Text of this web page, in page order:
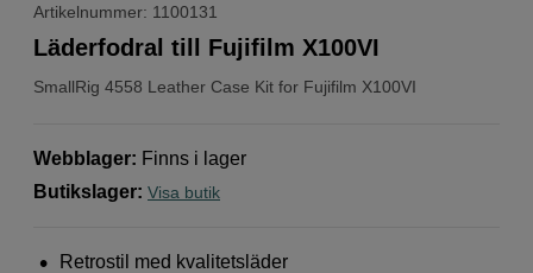
Artikelnummer: 1100131
SmallRig 4558 Leather Case Kit for Fujifilm X100VI
Läderfodral till Fujifilm X100VI
Webblager: Finns i lager
Butikslager: Visa butik
Retrostil med kvalitetsläder